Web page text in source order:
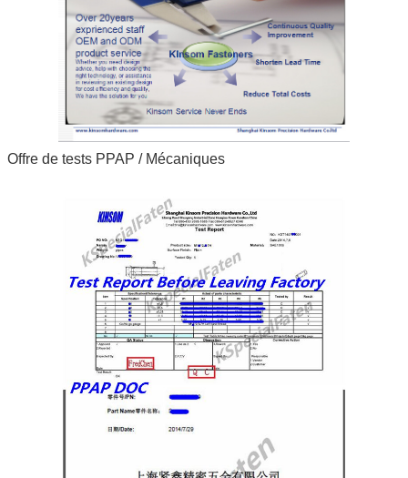
Offre de tests PPAP / Mécaniques